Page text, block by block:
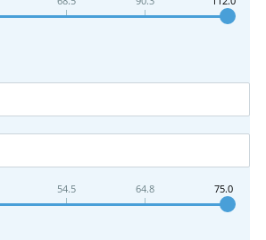
54.5 64.8 75.0